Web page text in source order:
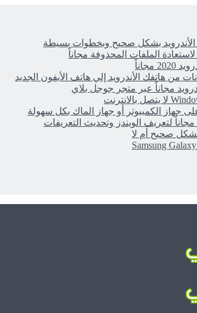
بشكل صحيح وبخطوات بسيطة
من هاتفك الأندرويد إلي هاتف الأيفون الجديد
جهاز الكمبيوتر أو جهاز الماك بكل سهولة
صحيح أم لا